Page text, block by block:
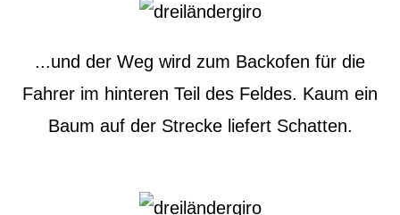
...und der Weg wird zum Backofen für die
Fahrer im hinteren Teil des Feldes. Kaum ein
Baum auf der Strecke liefert Schatten.